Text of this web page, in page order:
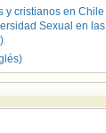
y cristianos en Chile
Sexual en las